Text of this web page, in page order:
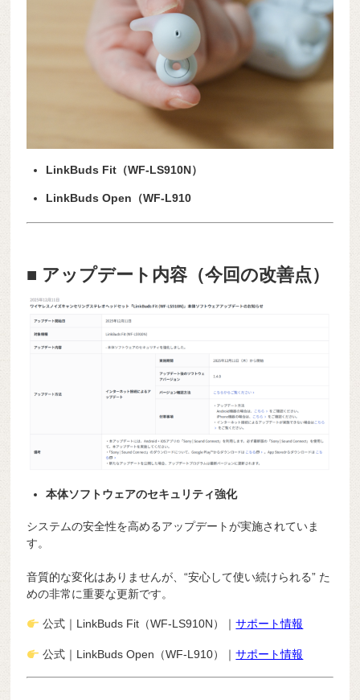
LinkBuds Fit（WF-LS910N）
LinkBuds Open（WF-L910
■ アップデート内容（今回の改善点）
本体ソフトウェアのセキュリティ強化
システムの安全性を高めるアップデートが実施されていま
す。
音質的な変化はありませんが、“安心して使い続けられる” た
めの非常に重要な更新です。
公式｜LinkBuds Fit（WF-LS910N）｜サポート情報
公式｜LinkBuds Open（WF-L910）｜サポート情報